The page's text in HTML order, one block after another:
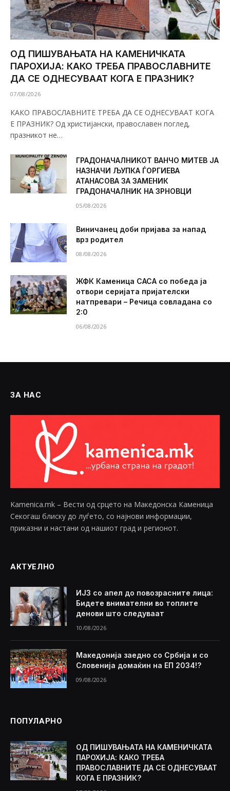
ОД ПИШУВАЊАТА НА КАМЕНИЧКАТА
ПАРОХИЈА: КАКО ТРЕБА ПРАВОСЛАВНИТЕ
ДА СЕ ОДНЕСУВААТ КОГА Е ПРАЗНИК?
07/08/2026
КАКО ПРАВОСЛАВНИТЕ ТРЕБА ДА СЕ ОДНЕСУВААТ КОГА
Е ПРАЗНИК? Од христијански, православен поглед,
празникот не…
ГРАДОНАЧАЛНИКОТ ВАНЧО МИТЕВ ЈА
НАЗНАЧИ ЉУПКА ЃОРГИЕВА
АТАНАСОВА ЗА ЗАМЕНИК
ГРАДОНАЧАЛНИК НА ЗРНОВЦИ
05/08/2026
Виничанец доби пријава за напад
врз родител
08/08/2026
ЖФК Каменица САСА со победа ја
отвори серијата пријателски
натпревари – Речица совладана со
2:0
06/08/2026
ЗА НАС
Kamenica.mk – Вести од срцето на Македонска Каменица
Секогаш блиску до луѓето, со најнови информации,
приказни и настани од нашиот град и регионот.
АКТУЕЛНО
ИЈЗ со апел до повозрасните лица:
Бидете внимателни во топлите
денови што следуваат
10/08/2026
Македонија заедно со Србија и со
Словенија домаќин на ЕП 2034!?
09/08/2026
ПОПУЛАРНО
ОД ПИШУВАЊАТА НА КАМЕНИЧКАТА
ПАРОХИЈА: КАКО ТРЕБА
ПРАВОСЛАВНИТЕ ДА СЕ ОДНЕСУВААТ
КОГА Е ПРАЗНИК?